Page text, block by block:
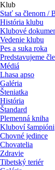
Klub
Stať sa členom /
História klubu
Klubové
Vedenie klubu
Pes a suka roka
Predstavujeme
Médiá
Lhasa apso
Galéria
Šteniatka
História
Štandard
Plemenná kniha
Kluboví šampióni
Chovné jedince
Chovatelia
Zdravie
Tibetský teriér